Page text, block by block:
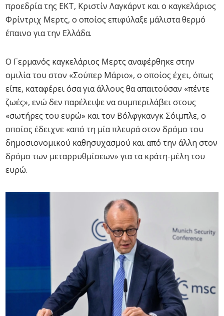
προεδρία της ΕΚΤ, Κριστίν Λαγκάρντ και ο καγκελάριος
Φρίντριχ Μερτς, ο οποίος επιφύλαξε μάλιστα θερμό
έπαινο για την Ελλάδα.
Ο Γερμανός καγκελάριος Μερτς αναφέρθηκε στην
ομιλία του στον «Σούπερ Μάριο», ο οποίος έχει, όπως
είπε, καταφέρει όσα για άλλους θα απαιτούσαν «πέντε
ζωές», ενώ δεν παρέλειψε να συμπεριλάβει στους
«σωτήρες του ευρώ» και τον Βόλφγκανγκ Σόιμπλε, ο
οποίος έδειχνε «από τη μία πλευρά στον δρόμο του
δημοσιονομικού καθησυχασμού και από την άλλη στον
δρόμο των μεταρρυθμίσεων» για τα κράτη-μέλη του
ευρώ.